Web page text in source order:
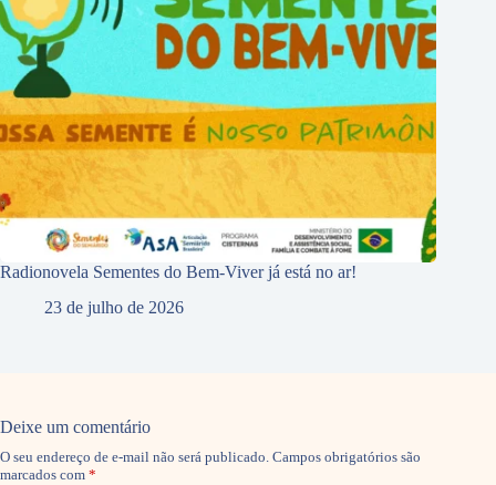
Radionovela Sementes do Bem-Viver já está no ar!
23 de julho de 2026
Deixe um comentário
O seu endereço de e-mail não será publicado. Campos obrigatórios são
marcados com *